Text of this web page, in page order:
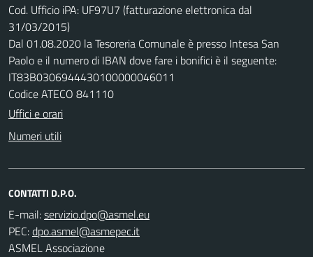
Cod. Ufficio iPA: UF97U7 (fatturazione elettronica dal
31/03/2015)
Dal 01.08.2020 la Tesoreria Comunale è presso Intesa San
Paolo e il numero di IBAN dove fare i bonifici è il seguente:
IT83B0306944430100000046011
Codice ATECO 841110
Uffici e orari
Numeri utili
CONTATTI D.P.O.
E-mail:
PEC:
ASMEL Associazione